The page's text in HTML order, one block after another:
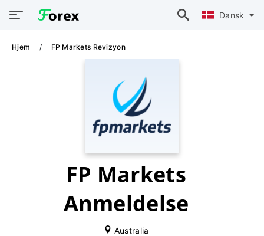
Dansk
Hjem FP Markets Revizyon
FP Markets
Anmeldelse
Australia